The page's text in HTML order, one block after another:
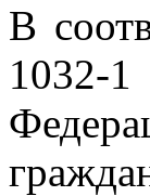
В
1032-